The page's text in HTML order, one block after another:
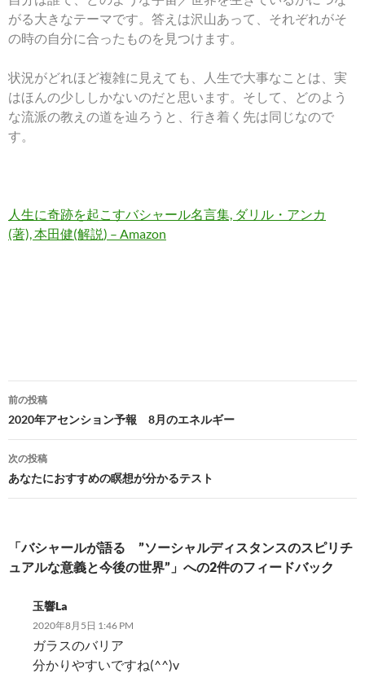
がる大きなテーマです。答えは沢山あって、それぞれがそ
の時の自分に合ったものを見つけます。
状況がどれほど複雑に見えても、人生で大事なことは、実
はほんの少ししかないのだと思います。そして、どのよう
な流派の教えの道を辿ろうと、行き着く先は同じなので
す。
人生に奇跡を起こすバシャール名言集, ダリル・アンカ
(著),本田健(解説) – Amazon
投
稿
ナ
ビ
ゲ
ー
シ
前の投稿
2020年アセンション予報 8月のエネルギー
次の投稿
あなたにおすすめの瞑想が分かるテスト
「バシャールが語る ”ソーシャルディスタンスのスピリチ
ュアルな意義と今後の世界”」への2件のフィードバック
玉響La
2020年8月5日 1:46 PM
ガラスのバリア
分かりやすいですね(^^)v